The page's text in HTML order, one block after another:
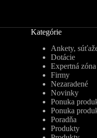
Kategórie
Ankety,
Dotácie
Expertná zóna
Firmy
Nezaradené
Novinky
Ponuka
Ponuka
Poradňa
Produkty